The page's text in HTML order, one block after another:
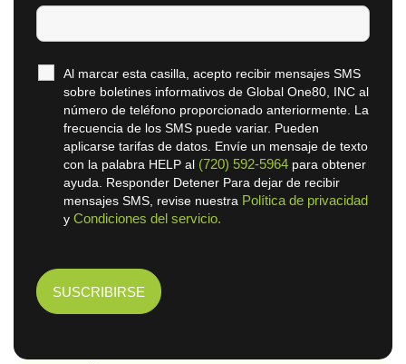
Al marcar esta casilla, acepto recibir mensajes SMS
sobre boletines informativos de Global One80, INC al
número de teléfono proporcionado anteriormente. La
frecuencia de los SMS puede variar. Pueden
aplicarse tarifas de datos. Envíe un mensaje de texto
con la palabra HELP al (720) 592-5964 para obtener
ayuda. Responder Detener Para dejar de recibir
mensajes SMS, revise nuestra Política de privacidad
y Condiciones del servicio.